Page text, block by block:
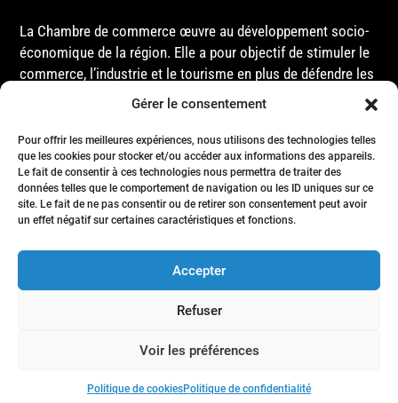
Gérer le consentement
Pour offrir les meilleures expériences, nous utilisons des technologies telles
que les cookies pour stocker et/ou accéder aux informations des appareils.
Le fait de consentir à ces technologies nous permettra de traiter des
données telles que le comportement de navigation ou les ID uniques sur ce
site. Le fait de ne pas consentir ou de retirer son consentement peut avoir
un effet négatif sur certaines caractéristiques et fonctions.
Accepter
Refuser
Voir les préférences
Politique de cookiesPolitique de confidentialité
La Chambre de commerce œuvre au développement socio-
économique de la région. Elle a pour objectif de stimuler le
commerce, l’industrie et le tourisme en plus de défendre les
intérêts de ses membres et de l’ensemble de la
gouvernementales, que ce soit au niveau municipal,
provincial ou fédéral.
Accueil
Membres
Nous joindre
- Tous droits réservés © Chambre de commerce de la région de Matane
- 2024